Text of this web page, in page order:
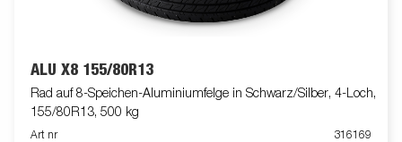
ALU X8 155/80R13
Rad auf 8-Speichen-Aluminiumfelge in Schwarz/Silber, 4-Loch,
155/80R13, 500 kg
Art nr 316169